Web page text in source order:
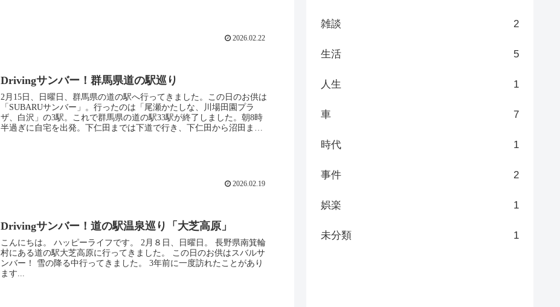
2026.02.22
Drivingサンバー！群馬県道の駅巡り
2月15日、日曜日、群馬県の道の駅へ行ってきました。この日のお供は
「SUBARUサンバー」。行ったのは「尾瀬かたしな、川場田園プラ
ザ、白沢」の3駅。これで群馬県の道の駅33駅が終了しました。朝8時
半過ぎに自宅を出発。下仁田までは下道で行き、下仁田から沼田まで
2026.02.19
Drivingサンバー！道の駅温泉巡り「大芝高原」
こんにちは。 ハッピーライフです。 2月８日、日曜日。 長野県南箕輪
村にある道の駅大芝高原に行ってきました。 この日のお供はスバルサ
ンバー！ 雪の降る中行ってきました。 3年前に一度訪れたことがあり
ます...
雑談 2
生活 5
人生 1
車 7
時代 1
事件 2
娯楽 1
未分類 1